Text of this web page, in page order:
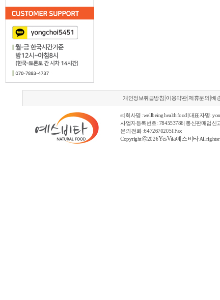
개인정보취급방침 이용약관|제휴문의 |배
st | 회사명 : wellbeing health food | 대표자명 :
사업자등록번호 : 784553786 | 통신판매업신
문의 전화 : 6472670205 I Fax
Copyright ⓒ2026YesVita 예스비타All rights